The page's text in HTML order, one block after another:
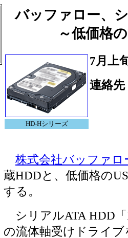
バッファロー、
～低価格
HD-Hシリーズ
7月上
連絡
株式会社バッファロ
蔵HDDと、低価格の
する。
シリアルATA HDD
の流体軸受けドライ